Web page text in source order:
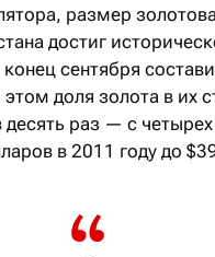
размер
достиг
сентября
доля золота в их
десять раз — с четырех
в 2011 году до